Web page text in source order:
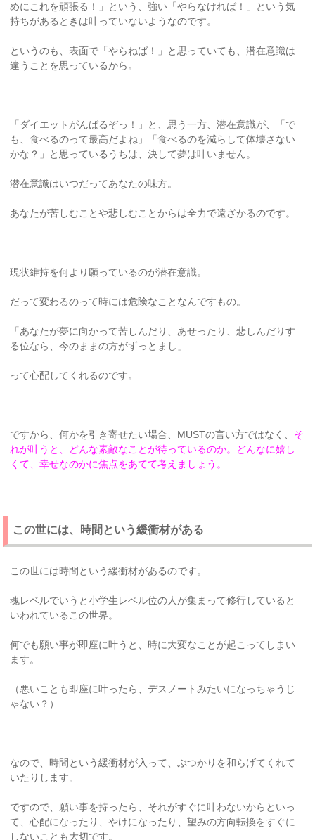
めにこれを頑張る！」という、強い「やらなければ！」という気
持ちがあるときは叶っていないようなのです。
というのも、表面で「やらねば！」と思っていても、潜在意識は
違うことを思っているから。
「ダイエットがんばるぞっ！」と、思う一方、潜在意識が、「で
も、食べるのって最高だよね」「食べるのを減らして体壊さない
かな？」と思っているうちは、決して夢は叶いません。
潜在意識はいつだってあなたの味方。
あなたが苦しむことや悲しむことからは全力で遠ざかるのです。
現状維持を何より願っているのが潜在意識。
だって変わるのって時には危険なことなんですもの。
「あなたが夢に向かって苦しんだり、あせったり、悲しんだりす
る位なら、今のままの方がずっとまし」
って心配してくれるのです。
ですから、何かを引き寄せたい場合、MUSTの言い方ではなく、 そ
れが叶うと、どんな素敵なことが待っているのか。どんなに嬉し
くて、幸せなのかに焦点をあてて考えましょう。
この世には、時間という緩衝材がある
この世には時間という緩衝材があるのです。
魂レベルでいうと小学生レベル位の人が集まって修行していると
いわれているこの世界。
何でも願い事が即座に叶うと、時に大変なことが起こってしまい
ます。
（悪いことも即座に叶ったら、デスノートみたいになっちゃうじ
ゃない？）
なので、時間という緩衝材が入って、ぶつかりを和らげてくれて
いたりします。
ですので、願い事を持ったら、それがすぐに叶わないからといっ
て、心配になったり、やけになったり、望みの方向転換をすぐに
しないことも大切です。